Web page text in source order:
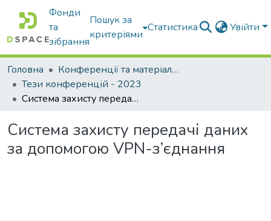
Фонди
та
зібрання
Пошук за
критеріями
Статистика Увійти
Головна
Конференції та матеріали конференцій
Тези конференцій - 2023
Система захисту передачі даних за допомогою VPN-з’єднання
Система захисту передачі даних
за допомогою VPN-з’єднання